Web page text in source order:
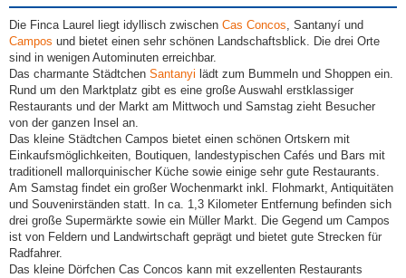
Die Finca Laurel liegt idyllisch zwischen Cas Concos, Santanyí und
Campos und bietet einen sehr schönen Landschaftsblick. Die drei Orte
sind in wenigen Autominuten erreichbar.
Das charmante Städtchen Santanyi lädt zum Bummeln und Shoppen ein.
Rund um den Marktplatz gibt es eine große Auswahl erstklassiger
Restaurants und der Markt am Mittwoch und Samstag zieht Besucher
von der ganzen Insel an.
Das kleine Städtchen Campos bietet einen schönen Ortskern mit
Einkaufsmöglichkeiten, Boutiquen, landestypischen Cafés und Bars mit
traditionell mallorquinischer Küche sowie einige sehr gute Restaurants.
Am Samstag findet ein großer Wochenmarkt inkl. Flohmarkt, Antiquitäten
und Souvenirständen statt. In ca. 1,3 Kilometer Entfernung befinden sich
drei große Supermärkte sowie ein Müller Markt. Die Gegend um Campos
ist von Feldern und Landwirtschaft geprägt und bietet gute Strecken für
Radfahrer.
Das kleine Dörfchen Cas Concos kann mit exzellenten Restaurants